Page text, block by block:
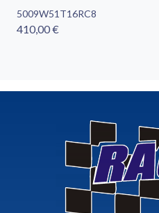
5009W51T16RC8
410,00 €